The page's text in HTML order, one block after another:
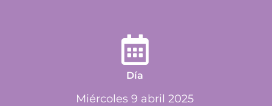
Día
Miércoles 9 abril 2025